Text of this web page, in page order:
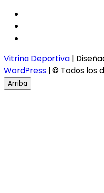
Vitrina Deportiva |
WordPress | © Todos los
Arriba